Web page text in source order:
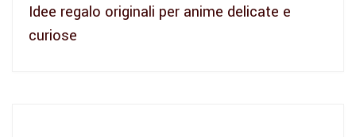
Idee regalo originali per anime delicate e
curiose